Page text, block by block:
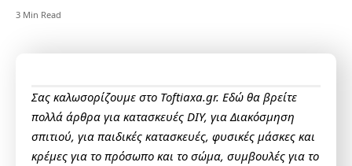
3 Min Read
Σας καλωσορίζουμε στο Toftiaxa.gr. Εδώ θα βρείτε
πολλά άρθρα για κατασκευές DIY, για Διακόσμηση
σπιτιού, για παιδικές κατασκευές, φυσικές μάσκες και
κρέμες για το πρόσωπο και το σώμα, συμβουλές για το